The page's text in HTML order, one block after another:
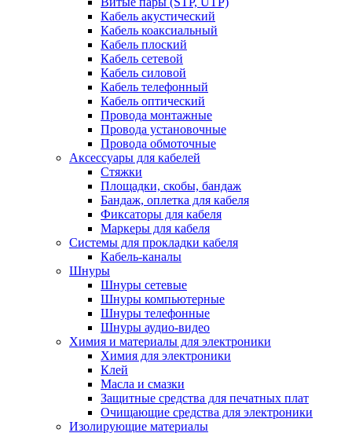
Кабель акустический
Кабель коаксиальный
Кабель плоский
Кабель сетевой
Кабель силовой
Кабель телефонный
Кабель оптический
Провода монтажные
Провода установочные
Провода обмоточные
Аксессуары для кабелей
Стяжки
Площадки, скобы, бандаж
Бандаж, оплетка для кабеля
Фиксаторы для кабеля
Маркеры для кабеля
Системы для прокладки кабеля
Кабель-каналы
Шнуры
Шнуры сетевые
Шнуры компьютерные
Шнуры телефонные
Шнуры аудио-видео
Химия и материалы для электроники
Химия для электроники
Клей
Масла и смазки
Защитные средства для печатных плат
Очищающие средства для электроники
Изолирующие материалы